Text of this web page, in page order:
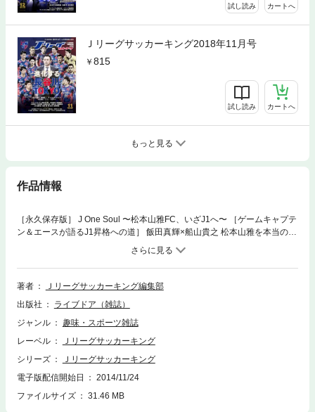
試し読み カートへ
Ｊリーグサッカーキング2018年11月号
815
試し読み カートへ
もっと見る
作品情報
［永久保存版］ J One Soul 〜松本山雅FC、いざJ1へ〜 ［ゲームキャプテ
ン＆エースが語るJ1昇格への道］ 飯田真輝×船山貴之 松本山雅を本当の意
味で全国区に ［理論派指揮官の熱きメッセージ］ 反町康治（監督） い
ざ、J1の舞台へ ［北信越リーグからJ1への道］ 鐡戸裕史が語る松本山雅
の軌跡 ［アルウィンに歓喜を！］ 塩沢勝吾 苦難の一年を乗り越え、夢の
舞台へ ［トップが語る地方クラブの夢］ 大月弘士×加藤善之 “松本ドリー
の10年間 ［25歳の素顔に直撃］ 岩上祐三のテーマトーク“8”
［選考メンバーが独断で決定！］ 喜山康平×村山智彦×多々良敦斗×岩沼俊
号3の決意］ 田中隼磨 松本のために、マツさんのために—— ［戸塚啓の取
材ノートの記憶］ 松田直樹（元松本山雅） ［松本山雅、J1昇格決定の日
ギャラリー］ 松本山雅が昇格を決めた夜 昇格決定後のピッチ＆アルウィ
ン凱旋!! ［松本山雅戦士たちに突撃Q&A］ J1昇格記念くじ引きTALK Part1
J1昇格記念くじ引きTALK Part2 ［データで振り返るJ1昇格］ データに見
著者
Ｊリーグサッカーキング編集部
出版社
ライブドア（雑誌）
ジャンル
趣味・スポーツ雑誌
レーベル
Ｊリーグサッカーキング
シリーズ
Ｊリーグサッカーキング
電子版配信開始日
2014/11/24
ファイルサイズ
31.46 MB